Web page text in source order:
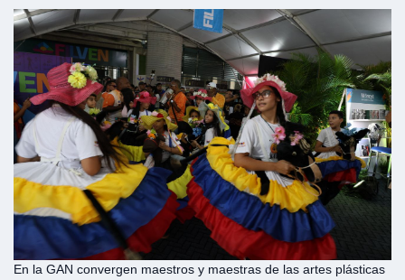
En la GAN convergen maestros y maestras de las artes plásticas